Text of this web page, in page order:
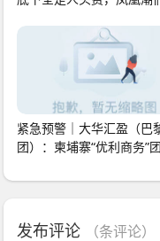
紧急预警｜大华汇盈（巴
团）：柬埔寨“优利商务”
发布评论 （条评论）